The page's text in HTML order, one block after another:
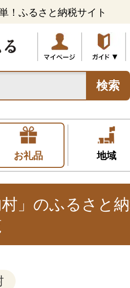
！ふるさと納税サイト
検索
お礼品 地域
村」のふるさと